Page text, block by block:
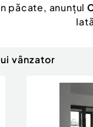
păcate, anunțul
vânzator